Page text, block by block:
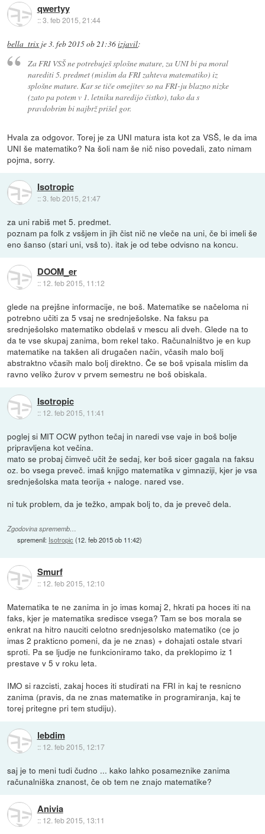
qwertyy
::3. feb 2015, 21:44
bella_trix je3. feb 2015 ob 21:36izjavil:
Za FRI VSŠ ne potrebuješ splošne mature, za UNI bi pa moral
narediti 5. predmet (mislim da FRI zahteva matematiko) iz
splošne mature. Kar se tiče omejitev so na FRI-ju blazno nizke
(zato pa potem v 1. letniku naredijo čistko), tako da s
pravdobrim bi najbrž prišel gor.
Hvala za odgovor. Torej je za UNI matura ista kot za VSŠ, le da ima
UNI še matematiko? Na šoli nam še nič niso povedali, zato nimam
pojma, sorry.
Isotropic
::3. feb 2015, 21:47
za uni rabiš met 5. predmet.
poznam pa folk z vsšjem in jih čist nič ne vleče na uni, če bi imeli še
eno šanso (stari uni, vsš to). itak je od tebe odvisno na koncu.
DOOM_er
:: 12. feb 2015, 11:12
glede na prejšne informacije, ne boš. Matematike se načeloma ni
potrebno učiti za 5 vsaj ne srednješolske. Na faksu pa
srednješolsko matematiko obdelaš v mescu ali dveh. Glede na to
da te vse skupaj zanima, bom rekel tako. Računalništvo je en kup
matematike na takšen ali drugačen način, včasih malo bolj
abstraktno včasih malo bolj direktno. Če se boš vpisala mislim da
ravno veliko žurov v prvem semestru ne boš obiskala.
Isotropic
:: 12. feb 2015, 11:41
poglej si MIT OCW python tečaj in naredi vse vaje in boš bolje
pripravljena kot večina.
mato se probaj čimveč učit že sedaj, ker boš sicer gagala na faksu
oz. bo vsega preveč. imaš knjigo matematika v gimnaziji, kjer je vsa
srednješolska mata teorija + naloge. nared vse.
ni tuk problem, da je težko, ampak bolj to, da je preveč dela.
Zgodovina sprememb…
spremenil: Isotropic (12. feb 2015 ob 11:42)
Smurf
:: 12. feb 2015, 12:10
Matematika te ne zanima in jo imas komaj 2, hkrati pa hoces iti na
faks, kjer je matematika sredisce vsega? Tam se bos morala se
enkrat na hitro nauciti celotno srednjesolsko matematiko (ce jo
imas 2 prakticno pomeni, da je ne znas) + dohajati ostale stvari
sproti. Pa se ljudje ne funkcioniramo tako, da preklopimo iz 1
prestave v 5 v roku leta.
IMO si razcisti, zakaj hoces iti studirati na FRI in kaj te resnicno
zanima (pravis, da ne znas matematike in programiranja, kaj te
torej pritegne pri tem studiju).
lebdim
:: 12. feb 2015, 12:17
saj je to meni tudi čudno ... kako lahko posameznike zanima
računalniška znanost, če ob tem ne znajo matematike?
Anivia
:: 12. feb 2015, 13:11